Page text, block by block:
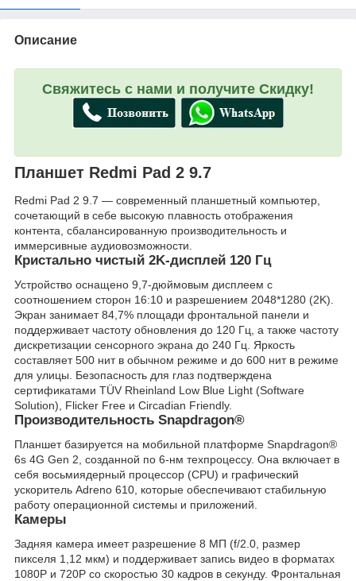
Описание
Свяжитесь с нами и получите Скидку!
Планшет Redmi Pad 2 9.7
Redmi Pad 2 9.7 — современный планшетный компьютер,
сочетающий в себе высокую плавность отображения
контента, сбалансированную производительность и
иммерсивные аудиовозможности.
Кристально чистый 2K-дисплей 120 Гц
Устройство оснащено 9,7-дюймовым дисплеем с
соотношением сторон 16:10 и разрешением 2048*1280 (2K).
Экран занимает 84,7% площади фронтальной панели и
поддерживает частоту обновления до 120 Гц, а также частоту
дискретизации сенсорного экрана до 240 Гц. Яркость
составляет 500 нит в обычном режиме и до 600 нит в режиме
для улицы. Безопасность для глаз подтверждена
сертификатами TÜV Rheinland Low Blue Light (Software
Solution), Flicker Free и Circadian Friendly.
Производительность Snapdragon®
Планшет базируется на мобильной платформе Snapdragon®
6s 4G Gen 2, созданной по 6-нм техпроцессу. Она включает в
себя восьмиядерный процессор (CPU) и графический
ускоритель Adreno 610, которые обеспечивают стабильную
работу операционной системы и приложений.
Камеры
Задняя камера имеет разрешение 8 МП (f/2.0, размер
пикселя 1,12 мкм) и поддерживает запись видео в форматах
1080P и 720P со скоростью 30 кадров в секунду. Фронтальная